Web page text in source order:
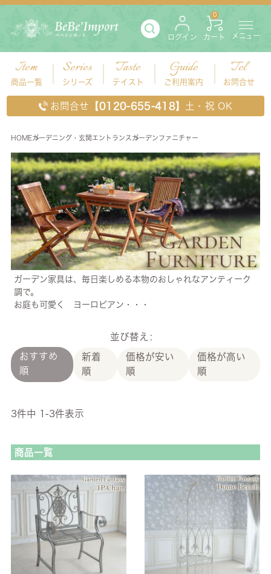
ログイン カート
0
メニュー
Item
商品一覧
Series
シリーズ
Taste
テイスト
Guide
ご利用案内
Tel
お問合せ
お問合せ 【0120-655-418】 土・祝 OK
HOMEガーデニング・玄関エントランス ガーデンファニチャー
ガーデンファニチャー
ガーデン家具は、毎日楽しめる本物のおしゃれなアンティーク
調で。
お庭も可愛く ヨーロピアン・・・
並び替え
おすすめ
順
新着
順
価格が安い
順
価格が高い
順
3件中 1 -3件表示
商品一覧